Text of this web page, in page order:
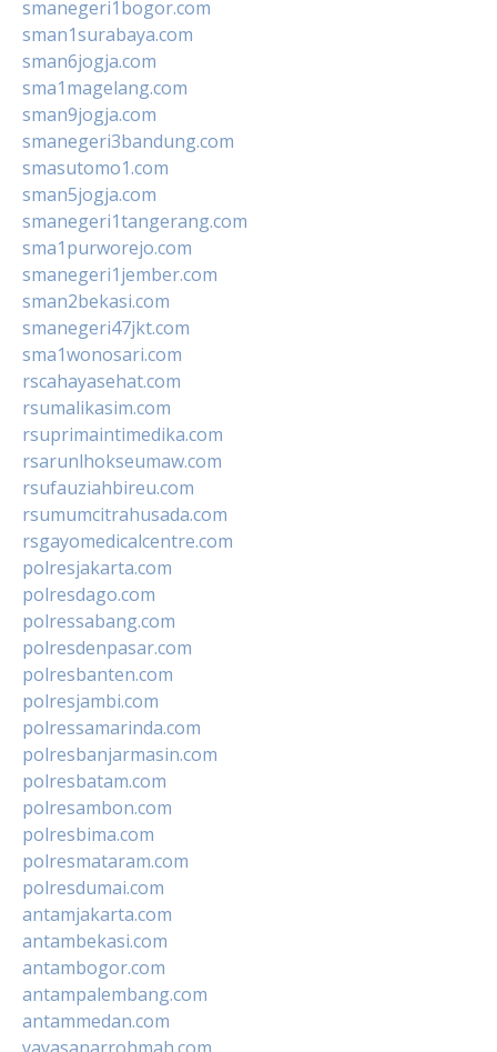
smanegeri1bogor.com
sman1surabaya.com
sman6jogja.com
sma1magelang.com
sman9jogja.com
smanegeri3bandung.com
smasutomo1.com
sman5jogja.com
smanegeri1tangerang.com
sma1purworejo.com
smanegeri1jember.com
sman2bekasi.com
smanegeri47jkt.com
sma1wonosari.com
rscahayasehat.com
rsumalikasim.com
rsuprimaintimedika.com
rsarunlhokseumaw.com
rsufauziahbireu.com
rsumumcitrahusada.com
rsgayomedicalcentre.com
polresjakarta.com
polresdago.com
polressabang.com
polresdenpasar.com
polresbanten.com
polresjambi.com
polressamarinda.com
polresbanjarmasin.com
polresbatam.com
polresambon.com
polresbima.com
polresmataram.com
polresdumai.com
antamjakarta.com
antambekasi.com
antambogor.com
antampalembang.com
antammedan.com
yayasanarrohmah.com